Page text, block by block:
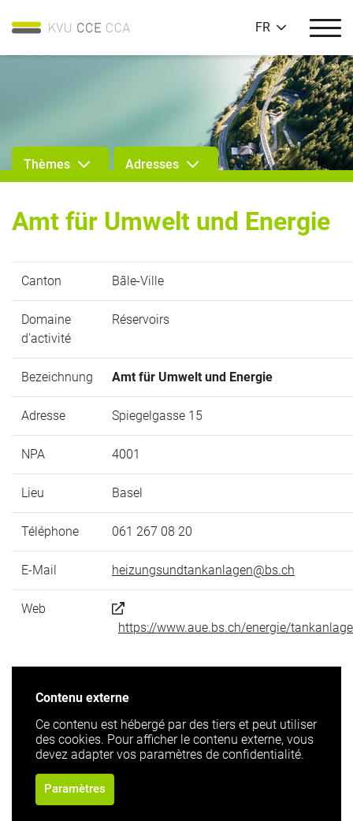
FR
Thèmes Adresses
Amt für Umwelt und Energie
Canton Bâle-Ville
Domaine
d'activité
Réservoirs
Bezeichnung Amt für Umwelt und Energie
Adresse Spiegelgasse 15
NPA 4001
Lieu Basel
Téléphone 061 267 08 20
E-Mail heizungsundtankanlagen@bs.ch
Web
https://www.aue.bs.ch/energie/
Contenu externe
Ce contenu est hébergé par des tiers et peut utiliser
des cookies. Pour afficher le contenu externe, vous
devez adapter vos paramètres de confidentialité.
Paramètres